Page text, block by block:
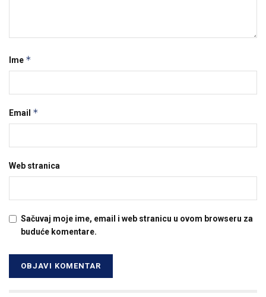
Ime *
Email *
Web stranica
Sačuvaj moje ime, email i web stranicu u ovom browseru za
buduće komentare.